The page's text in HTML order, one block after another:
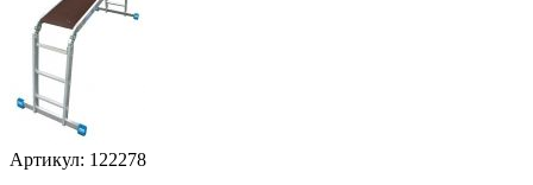
Артикул: 122278